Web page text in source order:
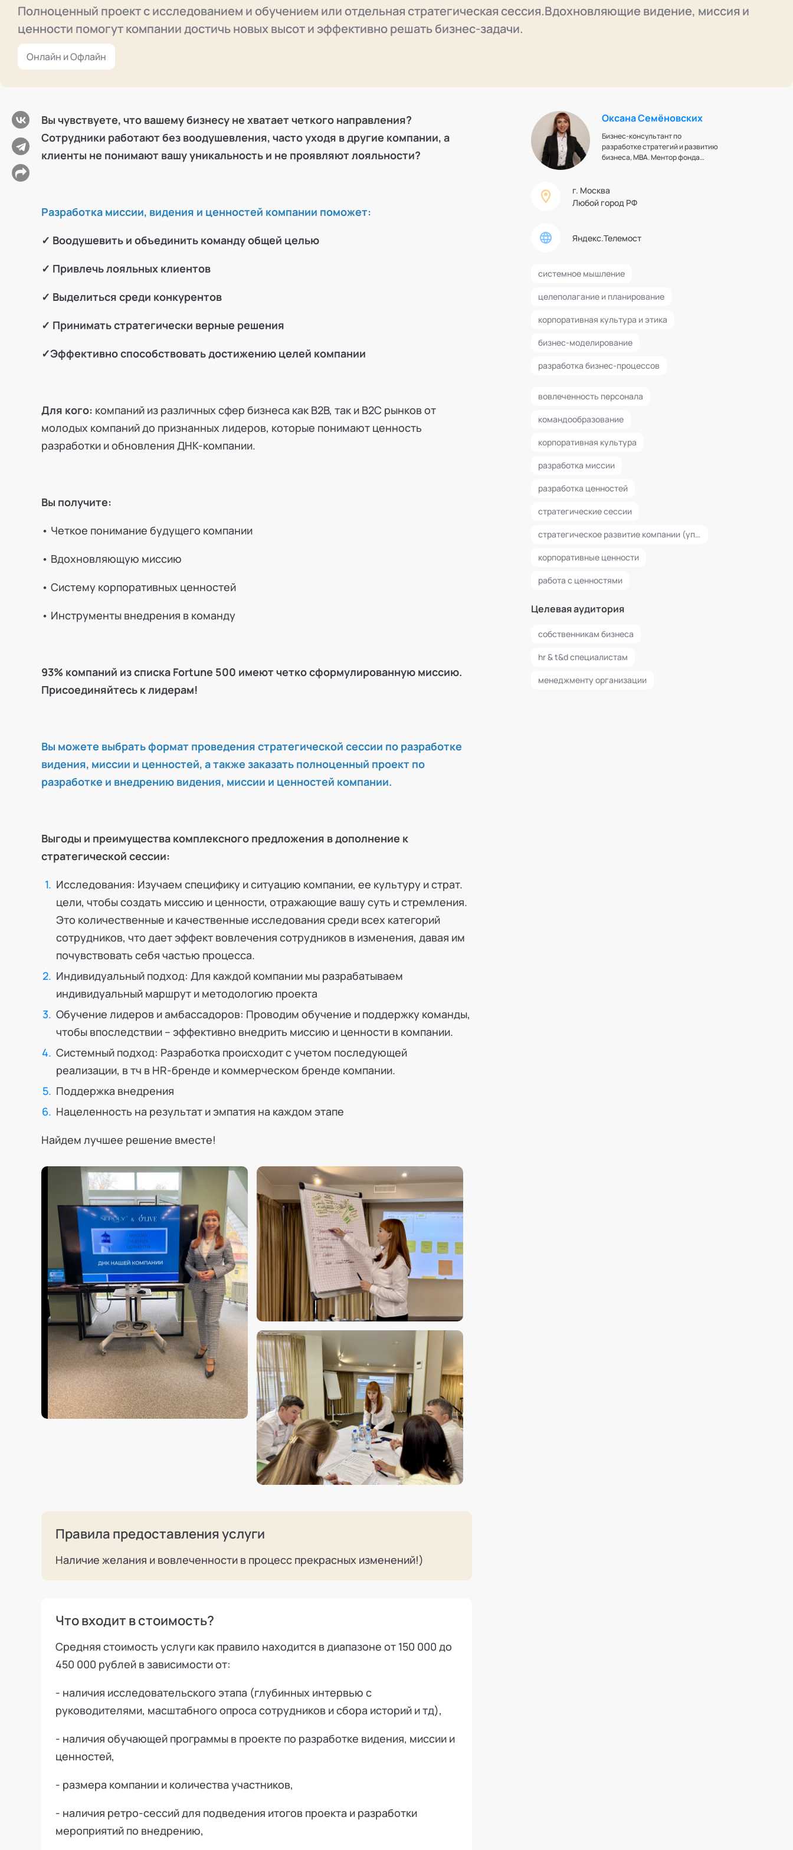
Полноценный проект с исследованием и обучением или отдельная стратегическая сессия.Вдохновляющие видение, миссия и
ценности помогут компании достичь новых высот и эффективно решать бизнес-задачи.
Онлайн и Офлайн
Оксана Семёновских
Бизнес-консультант по
разработке стратегий и развитию
бизнеса, MBA. Ментор фонда
тренер. Эксперт по
исследованиям,
стратегированию, маркетингу и
экспертного совета кафедры
г. Москва
Любой город РФ
Яндекс.Телемост
системное мышление
целеполагание и планирование
корпоративная культура и этика
бизнес-моделирование
разработка бизнес-процессов
вовлеченность персонала
командообразование
корпоративная культура
разработка миссии
разработка ценностей
стратегические сессии
стратегическое развитие компании (управление будущим компании, видение, миссия, стратегические цели, стратегическое планирование)
корпоративные ценности
работа с ценностями
Целевая аудитория
собственникам бизнеса
hr & t&d специалистам
менеджменту организации
Вы чувствуете, что вашему бизнесу не хватает четкого направления?
Сотрудники работают без воодушевления, часто уходя в другие компании, а
клиенты не понимают вашу уникальность и не проявляют лояльности?
Разработка миссии, видения и ценностей компании поможет:
✓ Воодушевить и объединить команду общей целью
✓ Привлечь лояльных клиентов
✓ Выделиться среди конкурентов
✓ Принимать стратегически верные решения
✓Эффективно способствовать достижению целей компании
Для кого: компаний из различных сфер бизнеса как В2В, так и В2С рынков от
молодых компаний до признанных лидеров, которые понимают ценность
разработки и обновления ДНК-компании.
Вы получите:
• Четкое понимание будущего компании
• Вдохновляющую миссию
• Систему корпоративных ценностей
• Инструменты внедрения в команду
93% компаний из списка Fortune 500 имеют четко сформулированную миссию.
Присоединяйтесь к лидерам!
Вы можете выбрать формат проведения стратегической сессии по разработке
видения, миссии и ценностей, а также заказать полноценный проект по
разработке и внедрению видения, миссии и ценностей компании.
Выгоды и преимущества комплексного предложения в дополнение к
стратегической сессии:
Исследования: Изучаем специфику и ситуацию компании, ее культуру и страт.
цели, чтобы создать миссию и ценности, отражающие вашу суть и стремления.
Это количественные и качественные исследования среди всех категорий
сотрудников, что дает эффект вовлечения сотрудников в изменения, давая им
почувствовать себя частью процесса.
Индивидуальный подход: Для каждой компании мы разрабатываем
индивидуальный маршрут и методологию проекта
Обучение лидеров и амбассадоров: Проводим обучение и поддержку команды,
чтобы впоследствии – эффективно внедрить миссию и ценности в компании.
Системный подход: Разработка происходит с учетом последующей
реализации, в тч в HR-бренде и коммерческом бренде компании.
Поддержка внедрения
Нацеленность на результат и эмпатия на каждом этапе
Найдем лучшее решение вместе!
Правила предоставления услуги
Наличие желания и вовлеченности в процесс прекрасных изменений!)
Что входит в стоимость?
Средняя стоимость услуги как правило находится в диапазоне от 150 000 до
450 000 рублей в зависимости от:
- наличия исследовательского этапа (глубинных интервью с
руководителями, масштабного опроса сотрудников и сбора историй и тд),
- наличия обучающей программы в проекте по разработке видения, миссии и
ценностей,
- размера компании и количества участников,
- наличия ретро-сессий для подведения итогов проекта и разработки
мероприятий по внедрению,